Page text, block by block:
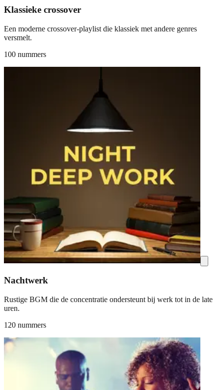
Klassieke crossover
Een moderne crossover-playlist die klassiek met andere genres
versmelt.
100 nummers
Nachtwerk
Rustige BGM die de concentratie ondersteunt bij werk tot in de late
uren.
120 nummers